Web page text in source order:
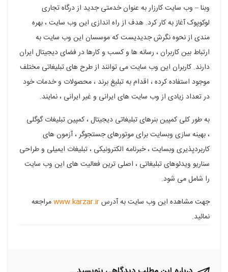
گذاری
در
فیسبوک
گذاری
در
گوگل
پلاس
گذاری
در
تلگرام
گذاری
در
توییتر
گذاری
در
لینکدین
وبنا – وب سایت کارزار به عنوان خدمتی جدید از درگاه تجاری
لوکوپوک آغاز به کار کرد. هدف از راه اندازی این وب سایت ، بهره
مندی از نحوه نگرش جدیدیست که موسسان این وب سایت به
ارتباط بین کاربران ، رسانه ها و کسب و کارها در فضای دیجیتال ایران
دارند. کاربران این وب سایت می توانند از طرح های تبلیغاتی مختلف
موجود استفاده کرده ، اقدام به تبلیغ برند ، محصولات و خدمات خود
در تعداد زیادی از وب سایت های ایرانی و غیر ایرانی ، نمایند.
به طور کلی کمپین بنرهای تبلیغاتی دیجیتال ،کمپین تبلیغات گوگلی
،بهینه سازی وبسایت برای موتورهای جستجوگر ،آزمون های
کاربردپذیری وبسایت ،خبرنامه الکترونیکی ،تبلیغات ایمیلی وطراحی
سناریو ویدئوهای تبلیغاتی ، اصلی ترین فعالیت های این وب سایت
را شامل می شود.
جهت مشاهده این وب سایت به آدرسwww.karzar.irمراجعه
نمائید.